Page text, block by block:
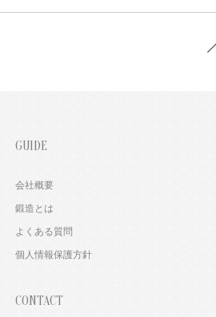
GUIDE
会社概要
鍛造とは
よくある質問
個人情報保護方針
CONTACT